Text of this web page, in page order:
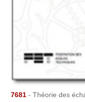
7681 - Théorie des